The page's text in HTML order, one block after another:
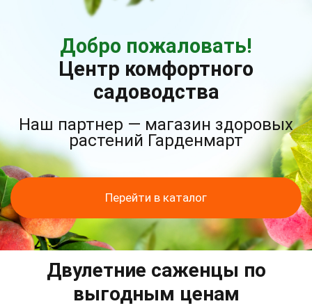
Добро пожаловать!
Центр комфортного
садоводства
Наш партнер — магазин здоровых
растений Гарденмарт
Перейти в каталог
Двулетние саженцы по
выгодным ценам